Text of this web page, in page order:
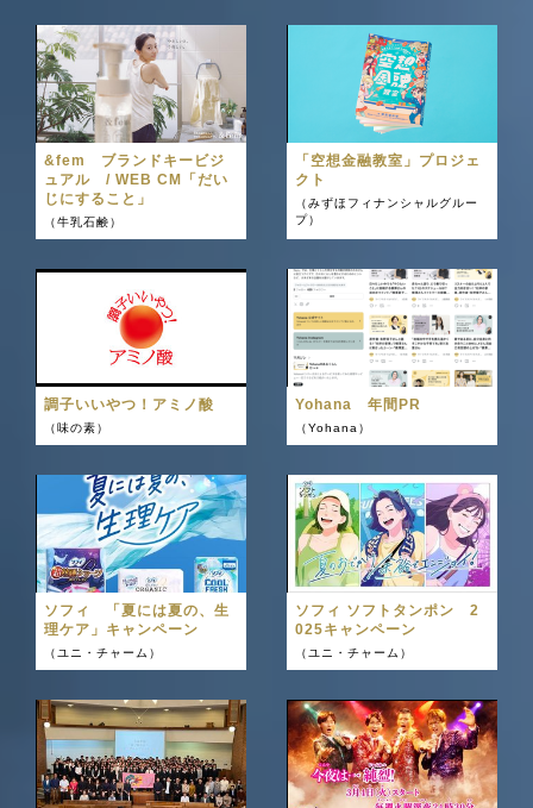
&fem ブランドキービジ
ュアル / WEB CM「だい
じにすること」
（牛乳石鹸）
「空想金融教室」プロジェ
クト
（みずほフィナンシャルグルー
プ）
調子いいやつ！アミノ酸
（味の素）
Yohana 年間PR
（Yohana）
ソフィ 「夏には夏の、生
理ケア」キャンペーン
（ユニ・チャーム）
ソフィ ソフトタンポン 2
025キャンペーン
（ユニ・チャーム）